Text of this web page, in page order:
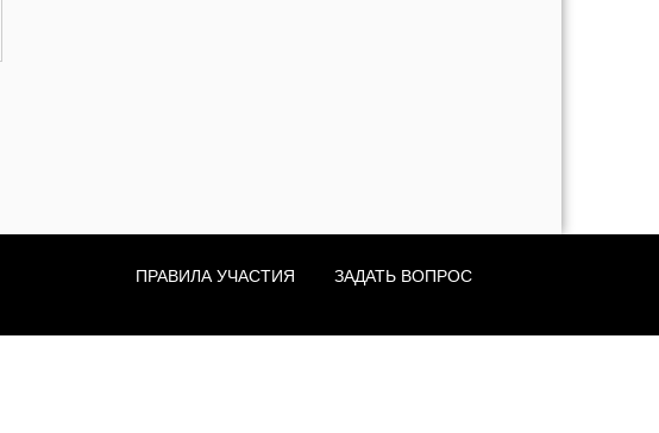
ПРАВИЛА УЧАСТИЯ ЗАДАТЬ ВОПРОС